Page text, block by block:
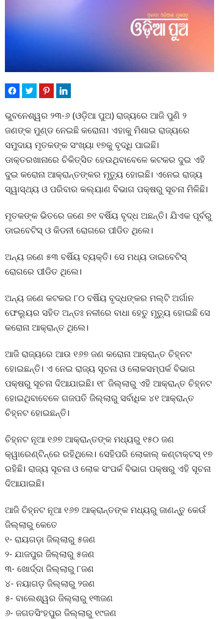
ଭୁବନେଶ୍ୱର ୨୩-୬ (ଓଡ଼ିଆ ପୁଅ) ରାଜ୍ୟରେ ଆଜି ପୁଣି ୨
ଜଣଙ୍କ ମୁଣ୍ଡ ନେଇଛି କରୋନା। ଏହାକୁ ମିଶାଇ ରାଜ୍ୟରେ
ସମୁଦାୟ ମୃତକଙ୍କ ସଂଖ୍ୟା ୧୭କୁ ବୃଦ୍ଧି ପାଇଛି।
ଡାକ୍ତରଖାନାରେ ଚିକିତ୍ସିତ ହେଉଥିବାବେଳେ କଟକର ଦୁଇ ଏହି
ଦୁଇ କରୋନା ଆକ୍ରାନ୍ତଙ୍କର ମୃତ୍ୟୁ ହୋଇଛି। ଏନେଇ ରାଜ୍ୟ
ସ୍ୱାସ୍ଥ୍ୟ ଓ ପରିବାର କଲ୍ୟାଣ ବିଭାଗ ପକ୍ଷରୁ ସୂଚନା ମିଳିଛି।
ମୃତକଙ୍କ ଭିତରେ ଜଣେ ୭୧ ବର୍ଷିୟ ବୃଦ୍ଧ ଅଛନ୍ତି। ଯିଏକ ପୂର୍ବରୁ
ଡାଇବେଟିସ୍ ଓ କିଡନୀ ରୋଗରେ ପୀଡିତ ଥିଲେ।
ଅନ୍ୟ ଜଣେ ୫୩ ବର୍ଷିୟ ବ୍ୟକ୍ତି। ସେ ମଧ୍ୟ ଡାଇବେଟିସ୍
ରୋଗରେ ପୀଡିତ ଥିଲେ।
ଅନ୍ୟ ଜଣେ କଟକର ୮୦ ବର୍ଷିୟ ବୃଦ୍ଧଙ୍କର ମଲ୍ଟି ଅର୍ଗାନ
ଫେଲ୍ୟୁର ସହିତ ଅନ୍ତଃ ନଳୀରେ ବାଧା ହେତୁ ମୃତ୍ୟୁ ହୋଇଛି ସେ
କରୋନା ଆକ୍ରାନ୍ତ ଥିଲେ।
ଆଜି ରାଜ୍ୟରେ ଆଉ ୧୬୭ ଜଣ କରୋନା ଆକ୍ରାନ୍ତ ଚିହ୍ନଟ
ହୋଇଛନ୍ତି। ଏ ନେଇ ରାଜ୍ୟ ସୂଚନା ଓ ଲୋକସମ୍ପର୍କ ବିଭାଗ
ପକ୍ଷରୁ ସୂଚନା ଦିଆଯାଇଛି। ୧୮ ଜିଲ୍ଲାରୁ ଏହି ଆକ୍ରାନ୍ତ ଚିହ୍ନଟ
ହୋଇଥିବାବେଳେ ଗଜପତି ଜିଲ୍ଲାରୁ ସର୍ବାଧିକ ୪୧ ଆକ୍ରାନ୍ତ
ଚିହ୍ନଟ ହୋଇଛନ୍ତି।
ଚିହ୍ନଟ ନୂଆ ୧୬୭ ଆକ୍ରାନ୍ତଙ୍କ ମଧ୍ୟରୁ ୧୫୦ ଜଣ
କ୍ୱାରେଣ୍ଟିନ୍‌ରେ ରହିଥିଲେ। ସେହିପରି ଲୋକାଲ୍ କଣ୍ଟାକ୍ଟସ୍ ୧୭
ରହିଛି। ରାଜ୍ୟ ସୂଚନା ଓ ଲୋକ ସଂପର୍କ ବିଭାଗ ପକ୍ଷରୁ ଏହି ସୂଚନା
ଦିଆଯାଇଛି।
ଆଜି ଚିହ୍ନଟ ନୂଆ ୧୬୭ ଆକ୍ରାନ୍ତଙ୍କ ମଧ୍ୟରୁ ଜାଣନ୍ତୁ କେଉଁ
ଜିଲ୍ଲାରୁ କେତେ
୧- ରାୟଗଡ଼ା ଜିଲ୍ଲାରୁ ୫ଜଣ
୨- ଯାଜପୁର ଜିଲ୍ଲାରୁ ୫ଜଣ
୩- ଖୋର୍ଦ୍ଦା ଜିଲ୍ଲାରୁ ୮ଜଣ
୪- ନୟାଗଡ଼ ଜିଲ୍ଲାରୁ ୨ଜଣ
୫- ବାଲେଶ୍ୱର ଜିଲ୍ଲାରୁ ୧୩ଜଣ
୬- ଜଗତସିଂହପୁର ଜିଲ୍ଲାରୁ ୧୯ଜଣ